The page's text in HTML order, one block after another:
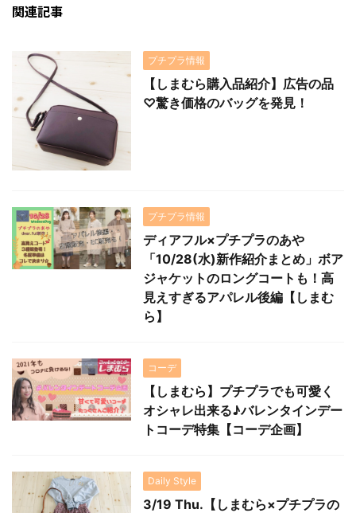
関連記事
プチプラ情報
【しまむら購入品紹介】広告の品
♡驚き価格のバッグを発見！
プチプラ情報
ディアフル×プチプラのあや
「10/28(水)新作紹介まとめ」ボア
ジャケットのロングコートも！高
見えすぎるアパレル後編【しまむ
ら】
コーデ
【しまむら】プチプラでも可愛く
オシャレ出来る♪バレンタインデー
トコーデ特集【コーデ企画】
Daily Style
3/19 Thu.【しまむら×プチプラの